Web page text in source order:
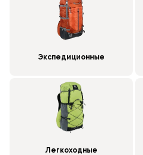
Экспедиционные
Легкоходные